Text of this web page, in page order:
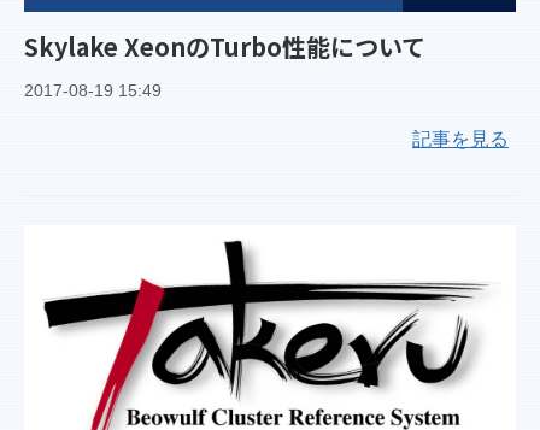
Skylake XeonのTurbo性能について
2017-08-19 15:49
記事を見る